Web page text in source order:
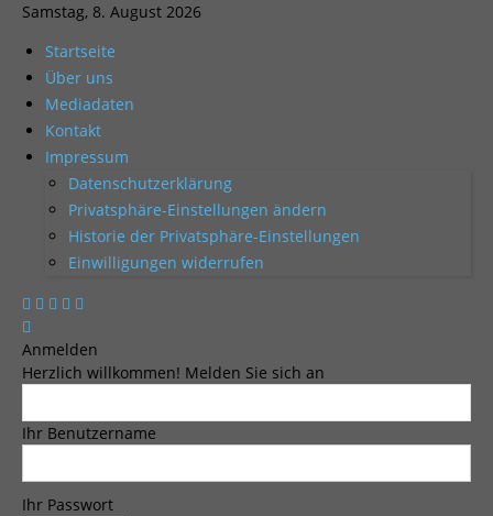
Samstag, 8. August 2026
Startseite
Über uns
Mediadaten
Kontakt
Impressum
Datenschutzerklärung
Privatsphäre-Einstellungen ändern
Historie der Privatsphäre-Einstellungen
Einwilligungen widerrufen
Anmelden
Herzlich willkommen! Melden Sie sich an
Ihr Benutzername
Ihr Passwort